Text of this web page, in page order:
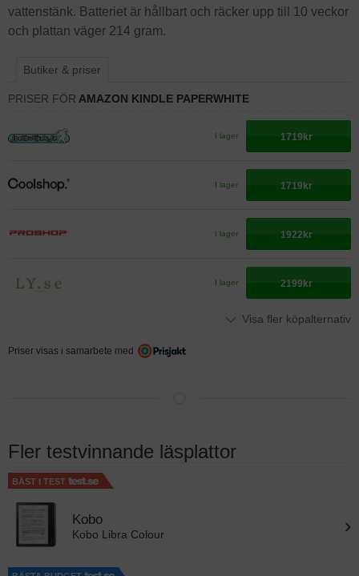
vattenstänk. Batteriet är hållbart och räcker upp till 10 veckor
och plattan väger 214 gram.
Butiker & priser
PRISER FÖR AMAZON KINDLE PAPERWHITE
I lager 1719kr
I lager 1719kr
I lager 1922kr
I lager 2199kr
Visa fler köpalternativ
Priser visas i samarbete med
Fler testvinnande läsplattor
BÄST I TEST
Kobo
Kobo Libra Colour ›